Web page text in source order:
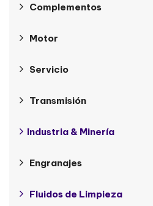
Complementos
Motor
Servicio
Transmisión
Industria & Minería
Engranajes
Fluidos de Limpieza